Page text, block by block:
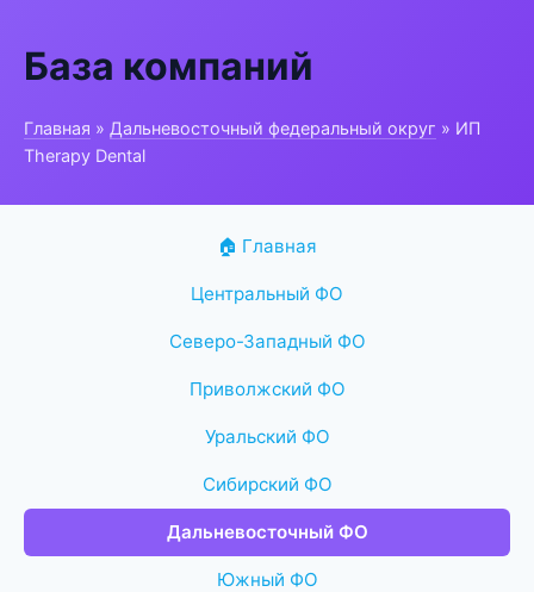
База компаний
Главная » Дальневосточный федеральный округ » ИП
Therapy Dental
🏠 Главная
Центральный ФО
Северо-Западный ФО
Приволжский ФО
Уральский ФО
Сибирский ФО
Дальневосточный ФО
Южный ФО